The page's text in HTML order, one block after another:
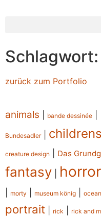
zurück zum Portfolio
animals bande dessinée
Bundesadler| childrens
creature design Das
fantasy horror
morty museum könig ocean
portrait rick rick and